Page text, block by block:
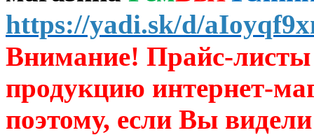
https://yadi.sk/d/
Внимание! Прайс-листы
продукцию интернет-
поэтому, если Вы